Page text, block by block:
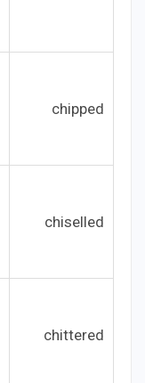
chipped
chiselled
chittered